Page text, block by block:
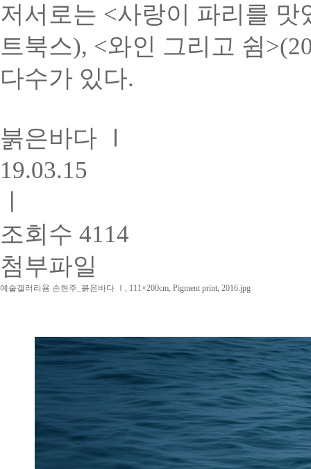
저서로는 <사랑이 파리를 맛
트북스), <와인 그리고 쉼
다수가 있다.
붉은바다 Ⅰ
19.03.15
조회수 4114
첨부파일
예술갤러리용 손현주_붉은바다 Ⅰ, 111×200cm, Pigment print, 2016.jpg